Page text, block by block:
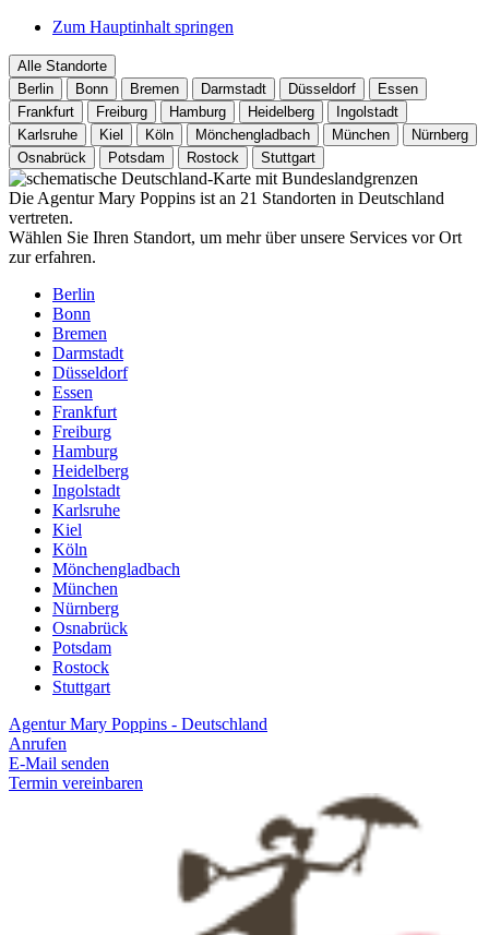
Zum Hauptinhalt springen
Alle Standorte
Berlin
Bonn Bremen Darmstadt Düsseldorf
Essen
Frankfurt
Freiburg Hamburg Heidelberg
Ingolstadt
Karlsruhe
Kiel Köln Mönchengladbach München
Nürnberg
Osnabrück
Potsdam Rostock Stuttgart
Die Agentur Mary Poppins ist an 21 Standorten in Deutschland
vertreten.
Wählen Sie Ihren Standort, um mehr über unsere Services vor Ort
zur erfahren.
Berlin
Bonn
Bremen
Darmstadt
Düsseldorf
Essen
Frankfurt
Freiburg
Hamburg
Heidelberg
Ingolstadt
Karlsruhe
Kiel
Köln
Mönchengladbach
München
Nürnberg
Osnabrück
Potsdam
Rostock
Stuttgart
Agentur Mary Poppins - Deutschland
Anrufen
E-Mail senden
Termin vereinbaren